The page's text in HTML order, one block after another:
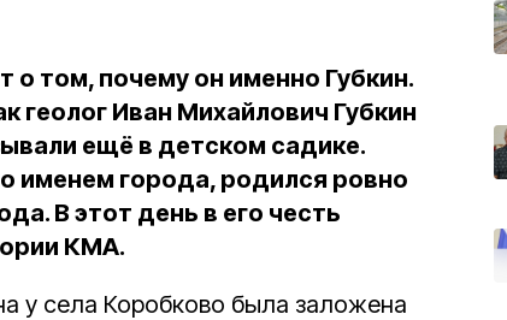
о том, почему он именно Губкин.
геолог Иван Михайлович Губкин
ещё в детском садике.
именем города, родился ровно
В этот день в его честь
КМА.
у села Коробково была заложена